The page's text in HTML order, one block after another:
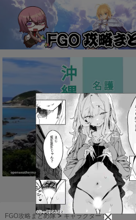
FGO攻略まとめ隊 >キャラクター >